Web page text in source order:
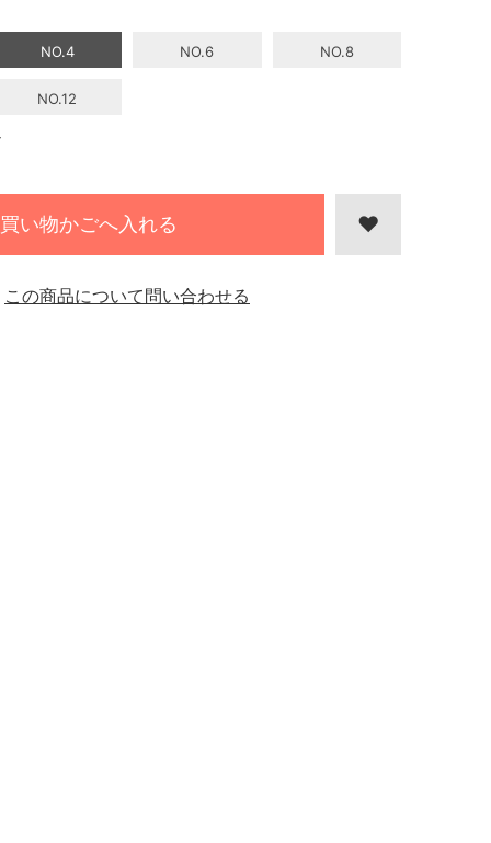
NO.4 NO.6 NO.8
NO.12
買い物かごへ入れる
この商品について問い合わせる